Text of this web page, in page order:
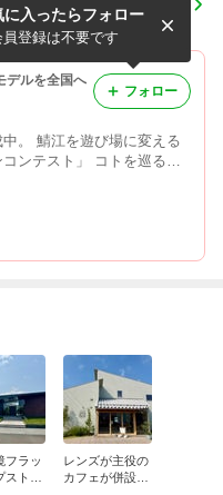
エージェント、新聞取材受
ました
デルを全国へ
。 鯖江を遊び場に変える
ンテスト」 コトを巡る新
Innovation Lab.(Hana工
に入ったらフォロー
員登録は不要です
フォロー
フラッ
スト
レンズが主役の
カフェが併設さ